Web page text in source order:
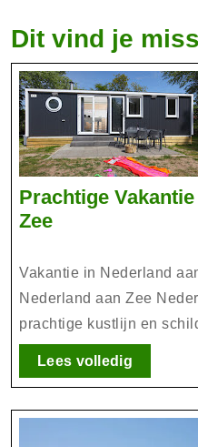
Dit vind je
Prachtige
ZeePrachtige
in
Nederland
aan
Zee
Vakantie in Nederland
Nederland aan Zee
prachtige kustlijn en
Lees volledigLees
volledig